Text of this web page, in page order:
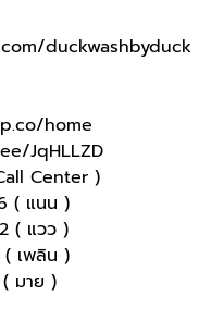
duckwashbyduck
home
JqHLLZD
Center )
( แนน )
( แวว )
( เพลิน )
( มาย )